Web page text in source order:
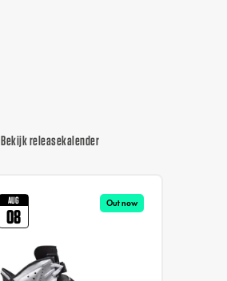
Bekijk releasekalender
AUG
08
Out now